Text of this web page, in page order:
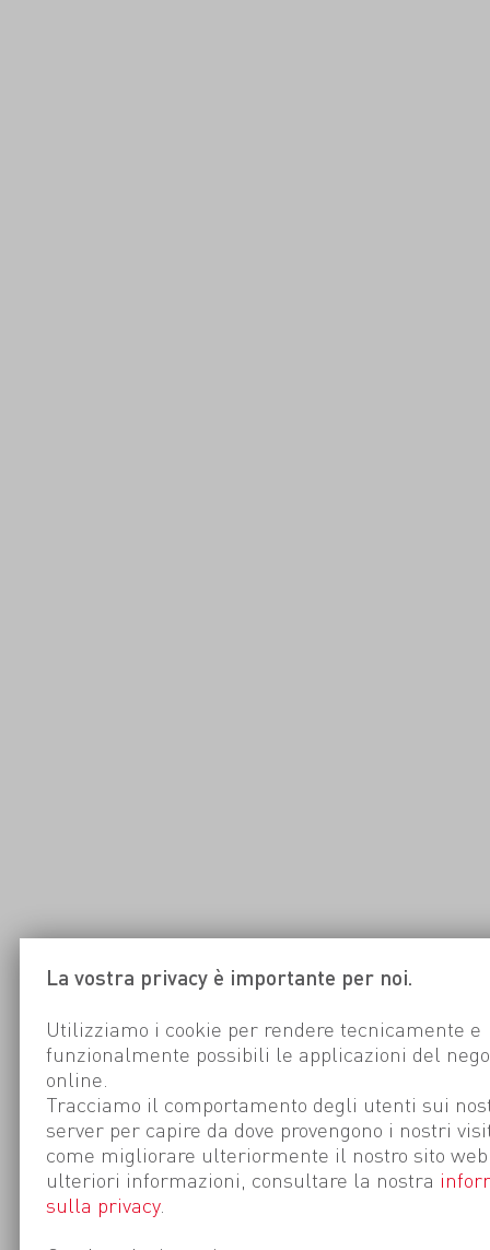
La vostra privacy è importante per noi.
Utilizziamo i cookie per rendere tecnicamente e
funzionalmente possibili le applicazioni del
online.
Tracciamo il comportamento degli utenti sui
server per capire da dove provengono i nostri
come migliorare ulteriormente il nostro sito
ulteriori informazioni, consultare la nostra
sulla privacy.